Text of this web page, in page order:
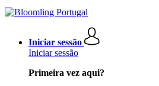
Iniciar sessão
Iniciar sessão
Primeira vez aqui?